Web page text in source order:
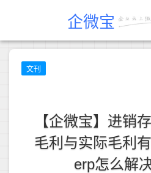
企微宝
文刊
【企微宝】进销
毛利与实际毛利
erp怎么解